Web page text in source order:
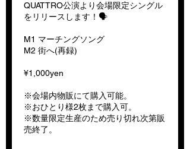
QUATTRO公演より会場限定シングル
をリリースします！🗣️
M1 マーチングソング
M2 街へ(再録)
¥1,000yen
※会場内物販にて購入可能。
※おひとり様2枚まで購入可。
※数量限定生産のため売り切れ次第販
売終了。